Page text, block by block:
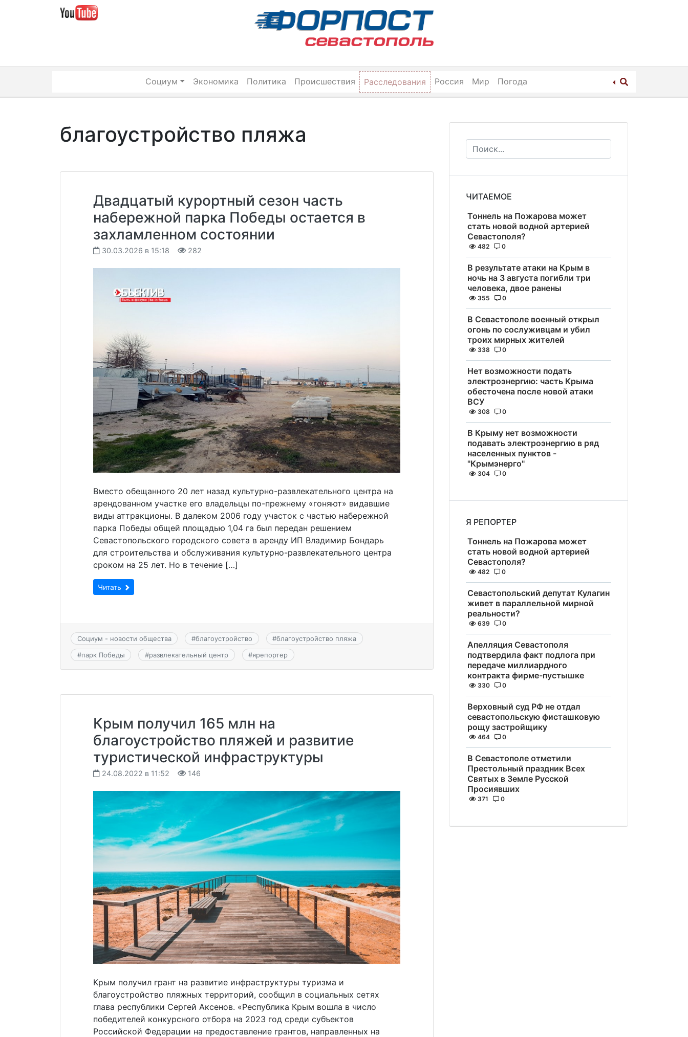
Социум Экономика Политика Происшествия Расследования Россия Мир Погода
благоустройство пляжа
Двадцатый курортный сезон часть
набережной парка Победы остается в
захламленном состоянии
30.03.2026 в 15:18 282
Вместо обещанного 20 лет назад культурно-развлекательного центра на
арендованном участке его владельцы по-прежнему «гоняют» видавшие
виды аттракционы. В далеком 2006 году участок с частью набережной
парка Победы общей площадью 1,04 га был передан решением
Севастопольского городского совета в аренду ИП Владимир Бондарь
для строительства и обслуживания культурно-развлекательного центра
сроком на 25 лет. Но в течение […]
Читать
Социум - новости общества #благоустройство #благоустройство пляжа
#парк Победы #развлекательный центр #ярепортер
Крым получил 165 млн на
благоустройство пляжей и развитие
туристической инфраструктуры
24.08.2022 в 11:52 146
Крым получил грант на развитие инфраструктуры туризма и
благоустройство пляжных территорий, сообщил в социальных сетях
глава республики Сергей Аксенов. «Республика Крым вошла в число
победителей конкурсного отбора на 2023 год среди субъектов
Российской Федерации на предоставление грантов, направленных на
ЧИТАЕМОЕ
Тоннель на Пожарова может
стать новой водной артерией
Севастополя?
482 0
В результате атаки на Крым в
ночь на 3 августа погибли три
человека, двое ранены
355 0
В Севастополе военный открыл
огонь по сослуживцам и убил
троих мирных жителей
338 0
Нет возможности подать
электроэнергию: часть Крыма
обесточена после новой атаки
ВСУ
308 0
В Крыму нет возможности
подавать электроэнергию в ряд
населенных пунктов -
"Крымэнерго"
304 0
Я РЕПОРТЕР
Тоннель на Пожарова может
стать новой водной артерией
Севастополя?
482 0
Севастопольский депутат Кулагин
живет в параллельной мирной
реальности?
639 0
Апелляция Севастополя
подтвердила факт подлога при
передаче миллиардного
контракта фирме-пустышке
330 0
Верховный суд РФ не отдал
севастопольскую фисташковую
рощу застройщику
464 0
В Севастополе отметили
Престольный праздник Всех
Святых в Земле Русской
Просиявших
371 0